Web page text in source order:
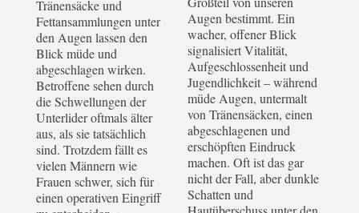
Tränensäcke und
Fettansammlungen unter
den Augen lassen den
Blick müde und
abgeschlagen wirken.
Betroffene sehen durch
die Schwellungen der
Unterlider oftmals älter
aus, als sie tatsächlich
sind. Trotzdem fällt es
vielen Männern wie
Frauen schwer, sich für
einen operativen Eingriff
Augen bestimmt. Ein
wacher, offener Blick
signalisiert Vitalität,
Aufgeschlossenheit und
Jugendlichkeit – während
müde Augen, untermalt
von Tränensäcken, einen
abgeschlagenen und
erschöpften Eindruck
machen. Oft ist das gar
nicht der Fall, aber dunkle
Schatten und